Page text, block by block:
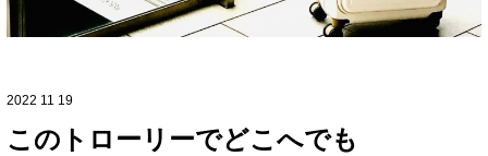
2022 11 19
このトローリーでどこへでも